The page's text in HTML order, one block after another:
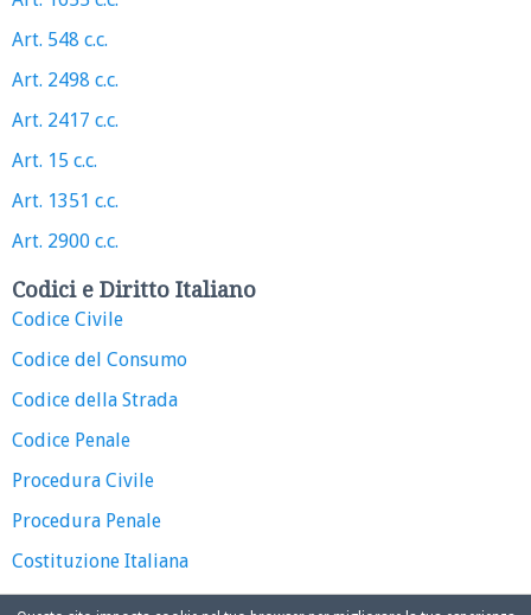
Art. 548 c.c.
Art. 2498 c.c.
Art. 2417 c.c.
Art. 15 c.c.
Art. 1351 c.c.
Art. 2900 c.c.
Codici e Diritto Italiano
Codice Civile
Codice del Consumo
Codice della Strada
Codice Penale
Procedura Civile
Procedura Penale
Costituzione Italiana